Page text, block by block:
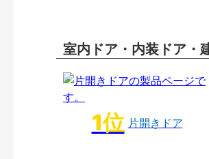
室内ドア・内装ドア・
片開きドア